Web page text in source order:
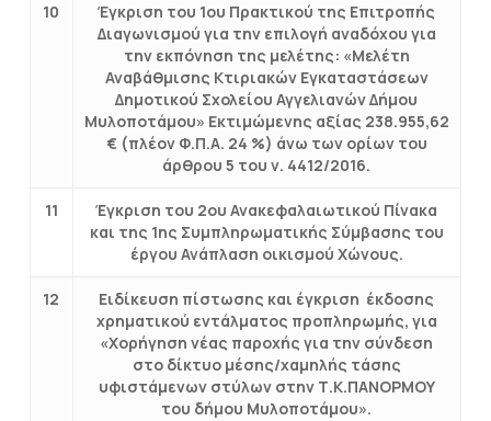
10
Έγκριση του 1ου Πρακτικού της Επιτροπής
Διαγωνισμού για την επιλογή αναδόχου για
την εκπόνηση της μελέτης: «Μελέτη
Αναβάθμισης Κτιριακών Εγκαταστάσεων
Δημοτικού Σχολείου Αγγελιανών Δήμου
Μυλοποτάμου» Εκτιμώμενης αξίας 238.955,62
€ (πλέον Φ.Π.Α. 24 %) άνω των ορίων του
άρθρου 5 του ν. 4412/2016.
11
Έγκριση του 2ου Ανακεφαλαιωτικού Πίνακα
και της 1ης Συμπληρωματικής Σύμβασης του
έργου Ανάπλαση οικισμού Χώνους.
12
Ειδίκευση πίστωσης και έγκριση έκδοσης
χρηματικού εντάλματος προπληρωμής, για
«Χορήγηση νέας παροχής για την σύνδεση
στο δίκτυο μέσης/χαμηλής τάσης
υφιστάμενων στύλων στην Τ.Κ.ΠΑΝΟΡΜΟΥ
του δήμου Μυλοποτάμου».